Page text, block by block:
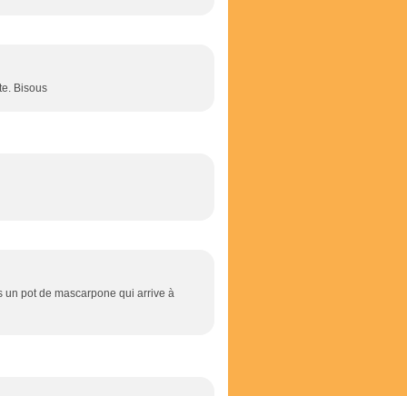
Bisous
pot de mascarpone qui arrive à